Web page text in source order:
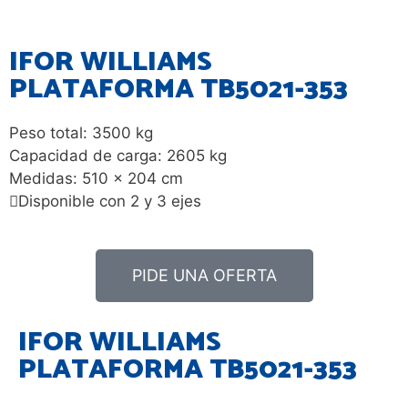
IFOR WILLIAMS
PLATAFORMA TB5021-353
Peso total: 3500 kg
Capacidad de carga: 2605 kg
Medidas: 510 x 204 cm
Disponible con 2 y 3 ejes
PIDE UNA OFERTA
IFOR WILLIAMS
PLATAFORMA TB5021-353